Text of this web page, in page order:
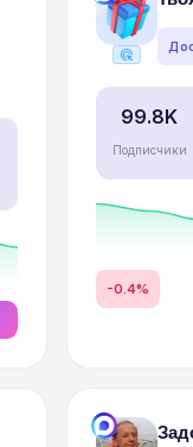
ads_click
99.8K
Подписчики
-0.4%